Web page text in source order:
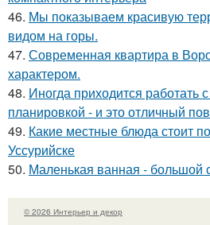
46. Мы показываем красивую
видом на горы.
47. Современная квартира в
характером.
48. Иногда приходится работать
планировкой - и это отличный
49. Какие местные блюда стоит
Уссурийске
50. Маленькая ванная - большой
© 2026 Интерьер и декор